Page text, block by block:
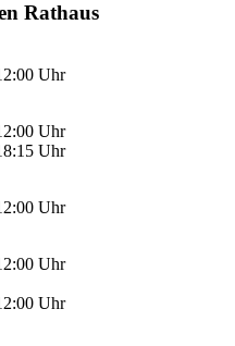
Rathaus
Uhr
Uhr
Uhr
Uhr
Uhr
Uhr